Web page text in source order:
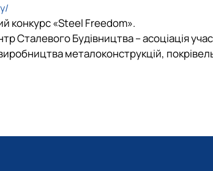
конкурс «Steel Freedom».
Сталевого Будівництва – асоціація
металоконструкцій,